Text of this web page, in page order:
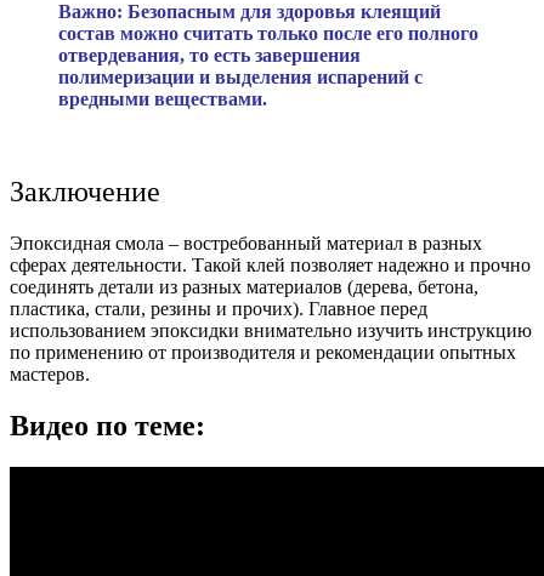
Важно: Безопасным для здоровья клеящий
состав можно считать только после его полного
отвердевания, то есть завершения
полимеризации и выделения испарений с
вредными веществами.
Заключение
Эпоксидная смола – востребованный материал в разных
сферах деятельности. Такой клей позволяет надежно и прочно
соединять детали из разных материалов (дерева, бетона,
пластика, стали, резины и прочих). Главное перед
использованием эпоксидки внимательно изучить инструкцию
по применению от производителя и рекомендации опытных
мастеров.
Видео по теме: